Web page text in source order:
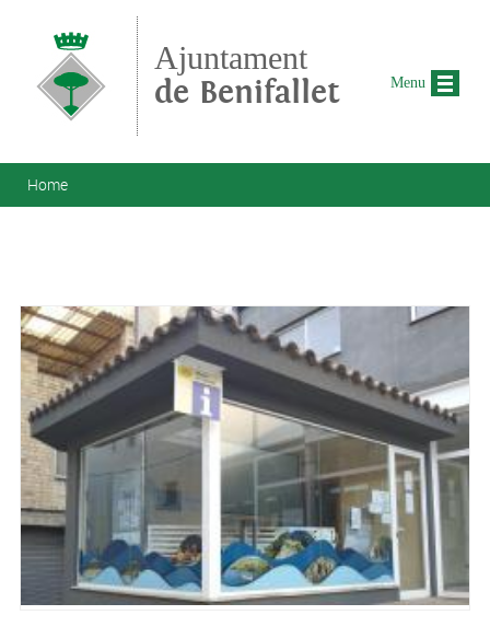
Ajuntament
de Benifallet
You are here
Home
Menu